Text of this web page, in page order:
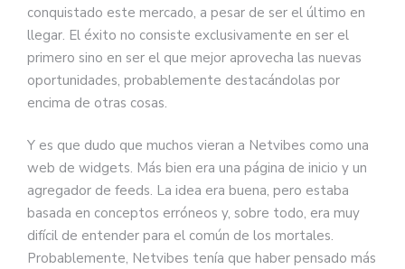
conquistado este mercado, a pesar de ser el último en
llegar. El éxito no consiste exclusivamente en ser el
primero sino en ser el que mejor aprovecha las nuevas
oportunidades, probablemente destacándolas por
encima de otras cosas.
Y es que dudo que muchos vieran a Netvibes como una
web de widgets. Más bien era una página de inicio y un
agregador de feeds. La idea era buena, pero estaba
basada en conceptos erróneos y, sobre todo, era muy
difícil de entender para el común de los mortales.
Probablemente, Netvibes tenía que haber pensado más